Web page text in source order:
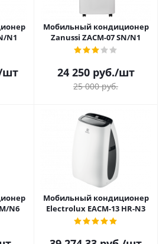
N1
Мобильный кондиционер
Zanussi ZACM-07 SN/N1
24 250руб./шт
25 000руб.
N6
Мобильный кондиционер
Electrolux EACM-13 HR-N3